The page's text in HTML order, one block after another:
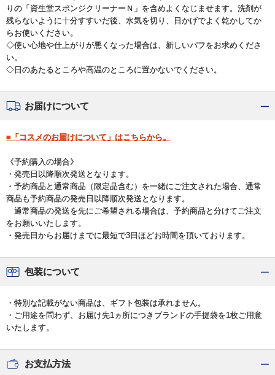
りの「資生堂スポンジクリーナーＮ」を含めよくなじませます。洗剤が
残らないように十分すすいだ後、水気を切り、日かげでよく乾かしてか
らお使いください。
◇使い心地や仕上がりが悪くなった場合は、新しいパフをお求めくださ
い。
◇日のあたるところや高温のところに置かないでください。
お届けについて
■「コスメのお届けについて」はこちらから。
《予約購入の場合》
・発売日以降順次発送となります。
・予約商品と通常商品（限定品含む）を一緒にご注文された場合、通常
商品も予約商品の発売日以降順次発送となります。
通常商品の発送を先にご希望される場合は、予約商品と分けてご注文
をお願いいたします。
・発売日からお届けまでに最短で3日ほどお時間を頂いております。
包装について
・特別な記載がない商品は、ギフト包装は承れません。
・ご用途を問わず、お届け先1ヵ所につきブランドの手提袋を1枚ご用意
いたします。
お支払方法